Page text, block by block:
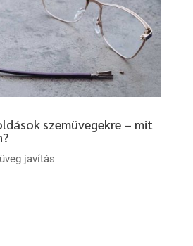
szemüvegekre – mit
javítás